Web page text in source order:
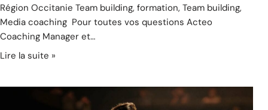
Région Occitanie Team building, formation, Team building,
Media coaching Pour toutes vos questions Acteo
Coaching Manager et…
Lire la suite »